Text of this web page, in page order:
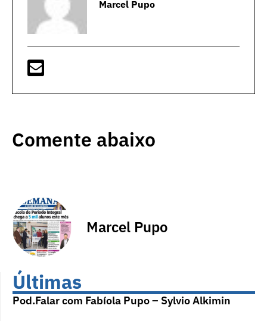
Marcel Pupo
Comente abaixo
Marcel Pupo
Últimas
Pod.Falar com Fabíola Pupo – Sylvio Alkimin